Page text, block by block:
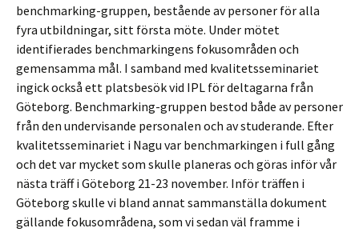
benchmarking-gruppen, bestående av personer för alla
fyra utbildningar, sitt första möte. Under mötet
identifierades benchmarkingens fokusområden och
gemensamma mål. I samband med kvalitetsseminariet
ingick också ett platsbesök vid IPL för deltagarna från
Göteborg. Benchmarking-gruppen bestod både av personer
från den undervisande personalen och av studerande. Efter
kvalitetsseminariet i Nagu var benchmarkingen i full gång
och det var mycket som skulle planeras och göras inför vår
nästa träff i Göteborg 21-23 november. Inför träffen i
Göteborg skulle vi bland annat sammanställa dokument
gällande fokusområdena, som vi sedan väl framme i